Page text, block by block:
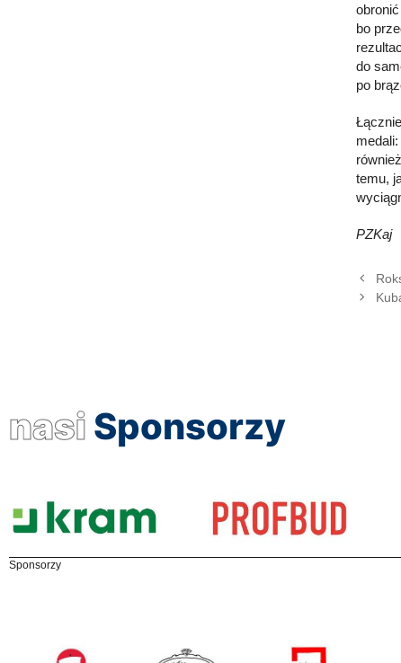
bo
do
po
temu,
PZKaj
nasi Sponsorzy
Sponsorzy